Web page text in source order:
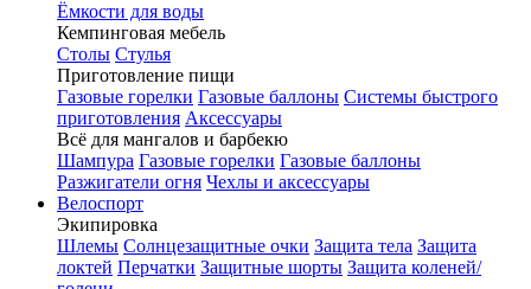
Ёмкости для воды
Кемпинговая мебель
Столы Стулья
Приготовление пищи
Газовые горелки Газовые баллоны Системы быстрого
приготовления Аксессуары
Всё для мангалов и барбекю
Шампура Газовые горелки Газовые баллоны
Разжигатели огня Чехлы и аксессуары
Велоспорт
Экипировка
Шлемы Солнцезащитные очки Защита тела Защита
локтей Перчатки Защитные шорты Защита коленей/